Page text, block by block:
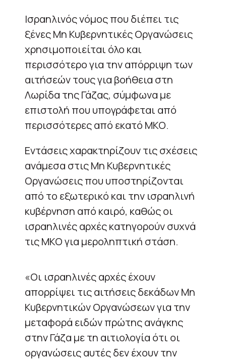
Ισραηλινός νόμος που διέπει τις
ξένες Μη Κυβερνητικές Οργανώσεις
χρησιμοποιείται όλο και
περισσότερο για την απόρριψη των
αιτήσεών τους για βοήθεια στη
Λωρίδα της Γάζας, σύμφωνα με
επιστολή που υπογράφεται από
περισσότερες από εκατό ΜΚΟ.
Εντάσεις χαρακτηρίζουν τις σχέσεις
ανάμεσα στις Μη Κυβερνητικές
Οργανώσεις που υποστηρίζονται
από το εξωτερικό και την ισραηλινή
κυβέρνηση από καιρό, καθώς οι
ισραηλινές αρχές κατηγορούν συχνά
τις ΜΚΟ για μεροληπτική στάση.
«Οι ισραηλινές αρχές έχουν
απορρίψει τις αιτήσεις δεκάδων Μη
Κυβερνητικών Οργανώσεων για την
μεταφορά ειδών πρώτης ανάγκης
στην Γάζα με τη αιτιολογία ότι οι
οργανώσεις αυτές δεν έχουν την